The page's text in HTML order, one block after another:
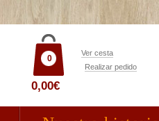
0,00€
0
Ver cesta
Realizar pedido